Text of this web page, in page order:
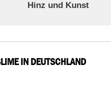
Hinz und Kunst
IN DEUTSCHLAND